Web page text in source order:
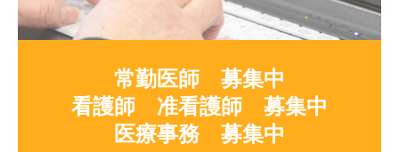
常勤医師　募集中
看護師　准看護師　募集中
医療事務　募集中